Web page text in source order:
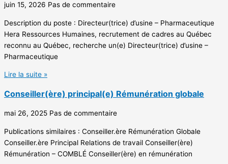
juin 15, 2026 Pas de commentaire
Description du poste : Directeur(trice) d’usine – Pharmaceutique
Hera Ressources Humaines, recrutement de cadres au Québec
reconnu au Québec, recherche un(e) Directeur(trice) d’usine –
Pharmaceutique
Lire la suite »
Conseiller(ère) principal(e) Rémunération globale
mai 26, 2025 Pas de commentaire
Publications similaires : Conseiller.ère Rémunération Globale
Conseiller.ère Principal Relations de travail Conseiller(ère)
Rémunération – COMBLÉ Conseiller(ère) en rémunération